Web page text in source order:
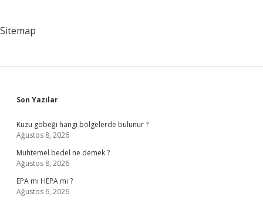
Sitemap
Sidebar
Son Yazılar
Kuzu göbeği hangi bölgelerde bulunur ?
Ağustos 8, 2026
Muhtemel bedel ne demek ?
Ağustos 8, 2026
EPA mı HEPA mı ?
Ağustos 6, 2026